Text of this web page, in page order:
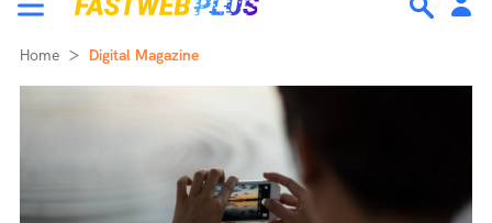
Home Digital Magazine